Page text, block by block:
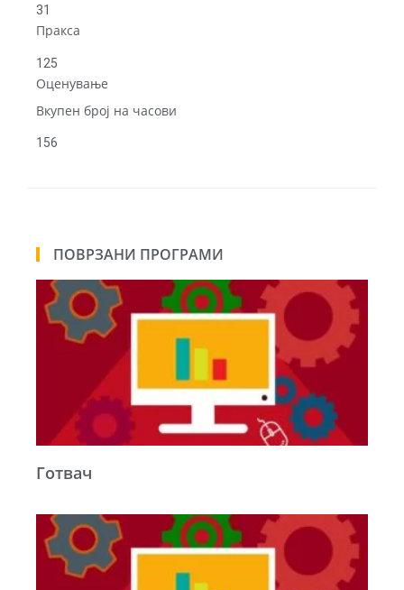
31
Пракса
125
Оценување
Вкупен број на часови
156
ПОВРЗАНИ ПРОГРАМИ
Готвач